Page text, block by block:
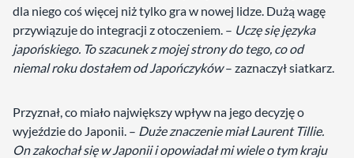
dla niego coś więcej niż tylko gra w nowej lidze. Dużą wagę
przywiązuje do integracji z otoczeniem. – Uczę się języka
japońskiego. To szacunek z mojej strony do tego, co od
niemal roku dostałem od Japończyków– zaznaczył siatkarz.
Przyznał, co miało największy wpływ na jego decyzję o
wyjeździe do Japonii. – Duże znaczenie miał Laurent Tillie.
On zakochał się w Japonii i opowiadał mi wiele o tym kraju